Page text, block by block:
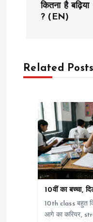
g
कितना है बढ़िया
? (EN)
Related Posts
10वीं का बच्चा,
10th class बहुत
आगे का करियर,